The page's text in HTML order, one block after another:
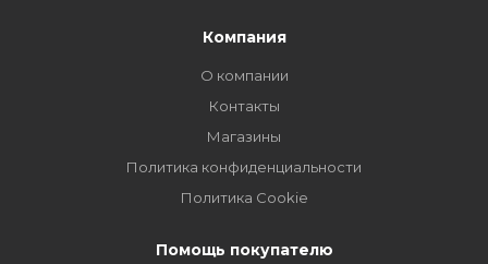
Компания
О компании
Контакты
Магазины
Политика конфиденциальности
Политика Cookie
Помощь покупателю